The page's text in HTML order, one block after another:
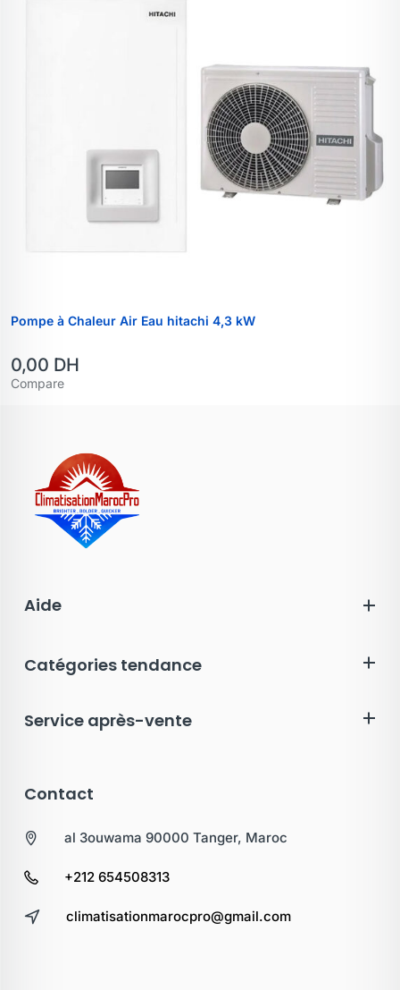
Pompe à Chaleur Air Eau hitachi 4,3 kW
0,00 DH
Compare
Aide
Catégories tendance
Service après-vente
Contact
al 3ouwama 90000 Tanger, Maroc
+212 654508313
climatisationmarocpro@gmail.com